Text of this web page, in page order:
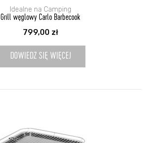
Idealne na Camping
Grill węglowy Carlo Barbecook
799,00 zł
DOWIEDZ SIĘ WIĘCEJ